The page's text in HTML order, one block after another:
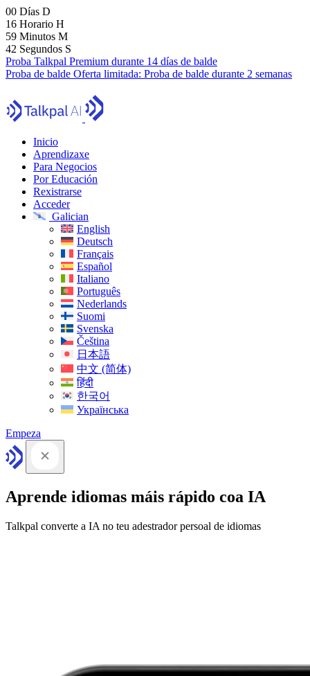
00 Días D
16 Horario H
59 Minutos M
41 Segundos S
Proba Talkpal Premium durante 14 días de balde
Proba de balde Oferta limitada: Proba de balde durante 2 semanas
Inicio
Aprendizaxe
Para Negocios
Por Educación
Rexistrarse
Acceder
Galician
English
Deutsch
Français
Español
Italiano
Português
Nederlands
Suomi
Svenska
Čeština
日本語
中文 (简体)
हिंदी
한국어
Українська
Empeza
Aprende idiomas máis rápido coa IA
Talkpal converte a IA no teu adestrador persoal de idiomas